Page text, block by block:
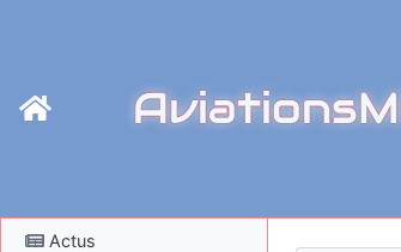
Actus